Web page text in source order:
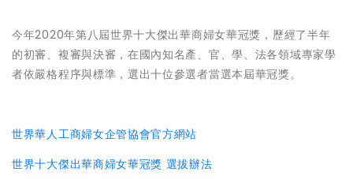
今年2020年第八屆世界十大傑出華商婦女華冠獎，歷經了半年
的初審、複審與決審，在國內知名產、官、學、法各領域專家學
者依嚴格程序與標準，選出十位參選者當選本屆華冠獎。
世界華人工商婦女企管協會官方網站
世界十大傑出華商婦女華冠獎 選拔辦法